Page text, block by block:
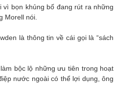
vì bọn khủng bố đang rút ra những
Morell nói.
là thông tin về cái gọi là “sách
bộc lộ những ưu tiên trong hoạt
nước ngoài có thể lợi dụng, ông